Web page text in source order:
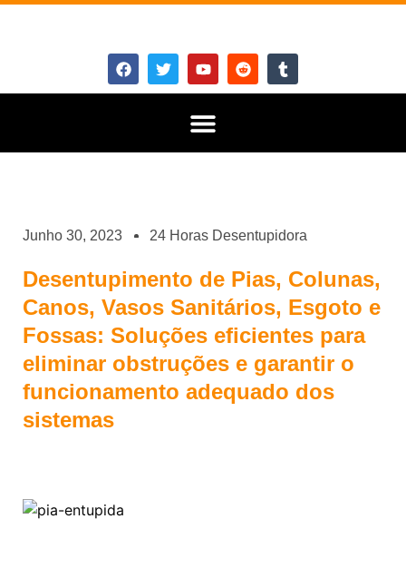
Junho 30, 2023 24 Horas Desentupidora
Desentupimento de Pias, Colunas,
Canos, Vasos Sanitários, Esgoto e
Fossas: Soluções eficientes para
eliminar obstruções e garantir o
funcionamento adequado dos
sistemas